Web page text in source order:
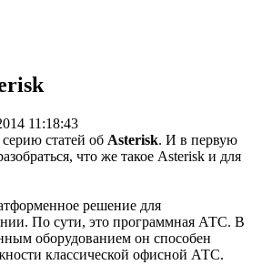
11:18:43
статей об Asterisk. И в первую
что же такое Asterisk и для
решение для
По сути, это программная АТС. В
оборудованием он способен
классической офисной АТС.